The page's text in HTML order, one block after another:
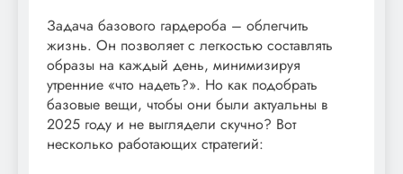
Задача базового гардероба – облегчить
жизнь. Он позволяет с легкостью составлять
образы на каждый день, минимизируя
утренние «что надеть?». Но как подобрать
базовые вещи, чтобы они были актуальны в
2025 году и не выглядели скучно? Вот
несколько работающих стратегий: